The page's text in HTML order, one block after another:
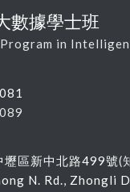
數據學士班
in
壢區新中北路499號(
N. Rd., Zhongli